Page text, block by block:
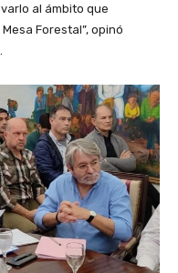
al ámbito que
Forestal”, opinó